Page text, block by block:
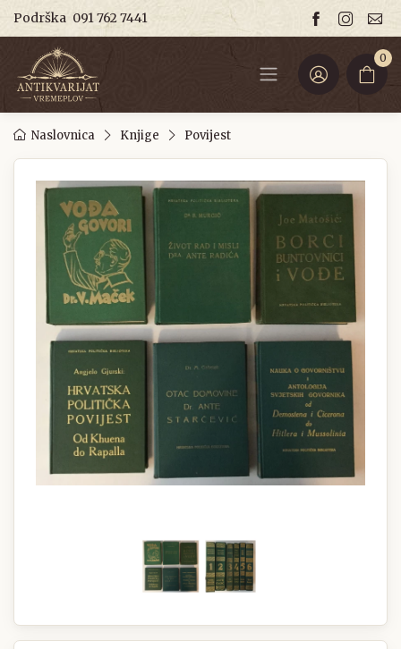
Podrška 091 762 7441
0
Naslovnica Knjige Povijest